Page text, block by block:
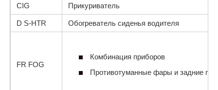
CIG Прикуриватель
D S-HTR Обогреватель сиденья водителя
FR FOG
Комбинация приборов
Противотуманные фары и задние